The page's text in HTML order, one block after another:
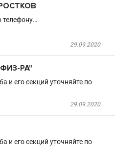
телефону…
29.09.2020
РА"
и его секций уточняйте по
29.09.2020
и его секций уточняйте по